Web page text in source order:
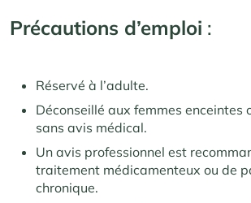
Précautions d’emploi :
Réservé à l’adulte.
Déconseillé aux femmes enceintes
sans avis médical.
Un avis professionnel est
traitement médicamenteux ou de
chronique.